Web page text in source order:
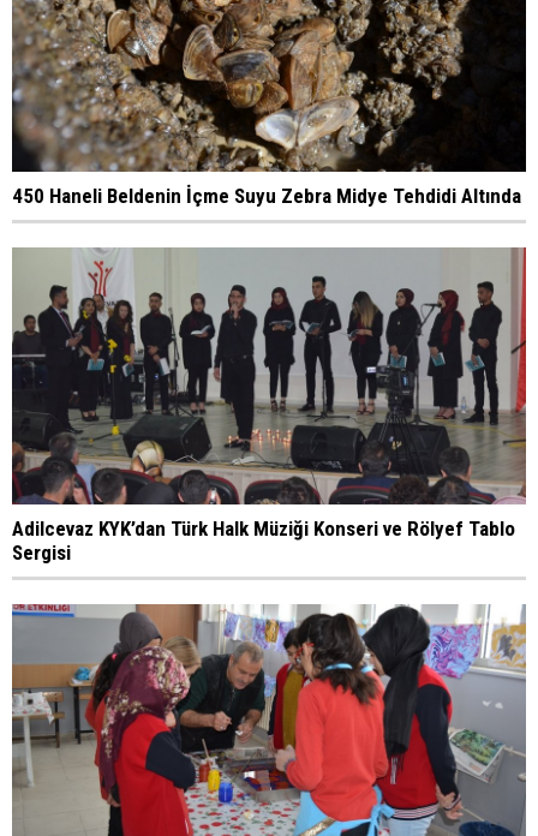
450 Haneli Beldenin İçme Suyu Zebra Midye Tehdidi Altında
Adilcevaz KYK’dan Türk Halk Müziği Konseri ve Rölyef Tablo
Sergisi